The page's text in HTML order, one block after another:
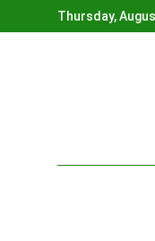
to
Thursday,